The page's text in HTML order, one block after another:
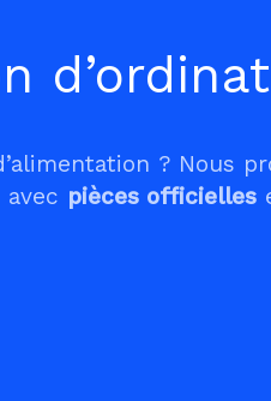
? Nous
avec pièces officielles